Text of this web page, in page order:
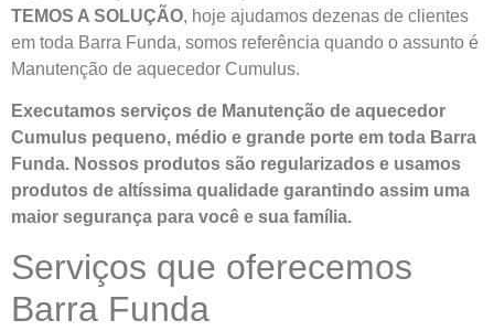
TEMOS A SOLUÇÃO, hoje ajudamos dezenas de clientes
em toda Barra Funda, somos referência quando o assunto é
Manutenção de aquecedor Cumulus.
Executamos serviços de Manutenção de aquecedor
Cumulus pequeno, médio e grande porte em toda Barra
Funda. Nossos produtos são regularizados e usamos
produtos de altíssima qualidade garantindo assim uma
maior segurança para você e sua família.
Serviços que oferecemos
Barra Funda